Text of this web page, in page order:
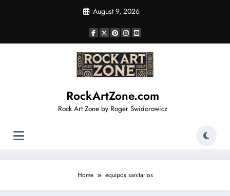
August 9, 2026
RockArtZone.com
Rock Art Zone by Roger Swidorowicz
Home equipos sanitarios